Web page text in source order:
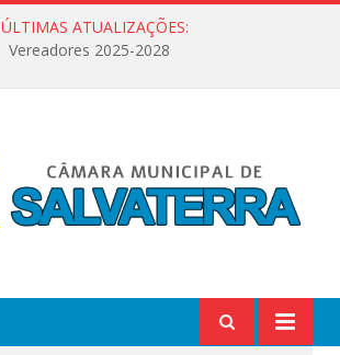
ÚLTIMAS ATUALIZAÇÕES:
Vereadores 2025-2028